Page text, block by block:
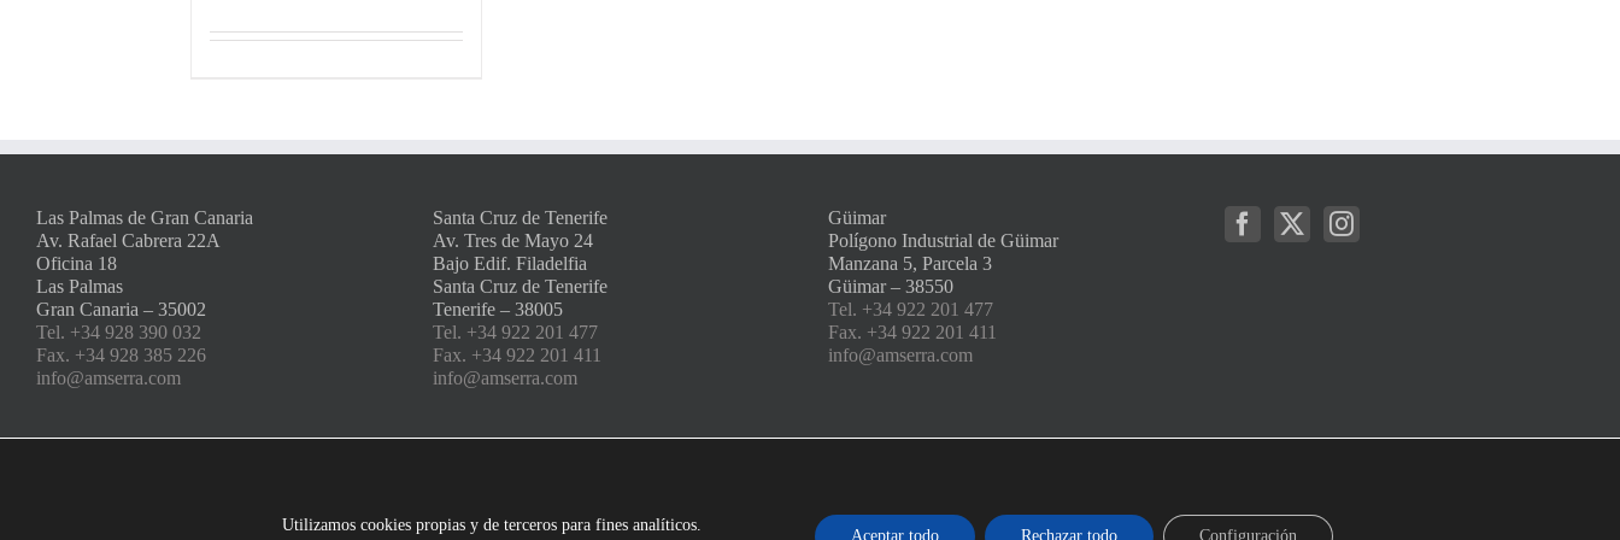
Las Palmas de Gran Canaria
Av. Rafael Cabrera 22A
Oficina 18
Las Palmas
Gran Canaria – 35002
Tel. +34 928 390 032
Fax. +34 928 385 226
info@amserra.com
Santa Cruz de Tenerife
Av. Tres de Mayo 24
Bajo Edif. Filadelfia
Santa Cruz de Tenerife
Tenerife – 38005
Tel. +34 922 201 477
Fax. +34 922 201 411
info@amserra.com
Güimar
Polígono Industrial de Güimar
Manzana 5, Parcela 3
Güimar – 38550
Tel. +34 922 201 477
Fax. +34 922 201 411
info@amserra.com
Utilizamos cookies propias y de terceros para fines analíticos.
Aceptar todo Rechazar todo Configuración